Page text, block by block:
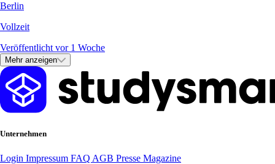
Berlin
Vollzeit
Veröffentlicht vor 1 Woche
Mehr anzeigen
Unternehmen
Login Impressum FAQ AGB Presse Magazine